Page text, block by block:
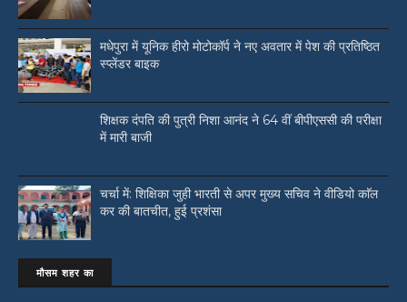
मधेपुरा में यूनिक हीरो मोटोकॉर्प ने नए अवतार में पेश की प्रतिष्ठित
स्प्लेंडर बाइक
शिक्षक दंपति की पुत्री निशा आनंद ने 64 वीं बीपीएससी की परीक्षा
में मारी बाजी
चर्चा में: शिक्षिका जुही भारती से अपर मुख्य सचिव ने वीडियो काॅल
कर की बातचीत, हुई प्रशंसा
मौसम शहर का